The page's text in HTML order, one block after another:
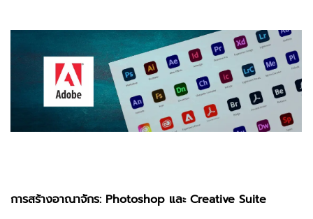
การสร้างอาณาจักร: Photoshop และ Creative Suite